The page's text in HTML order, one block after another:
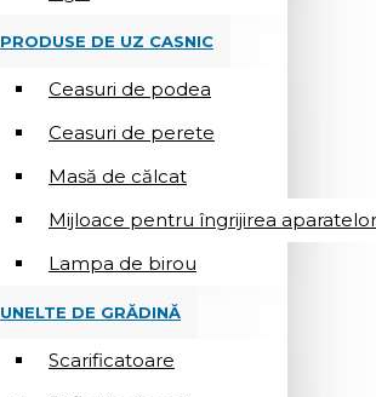
PRODUSE DE UZ CASNIC
Ceasuri de podea
Ceasuri de perete
Masă de călcat
Mijloace pentru îngrijirea
Lampa de birou
UNELTE DE GRĂDINĂ
Scarificatoare